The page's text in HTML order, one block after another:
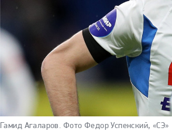
Гамид Агаларов. Фото Федор Успенский, «СЭ»